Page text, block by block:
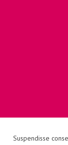
Suspendisse